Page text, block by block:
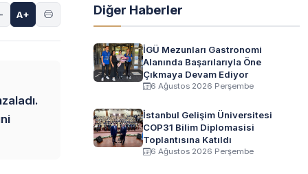
A+ Diğer Haberler
İGÜ Mezunları Gastronomi
Alanında Başarılarıyla Öne
Çıkmaya Devam Ediyor
6 Ağustos 2026 Perşembe
İstanbul Gelişim Üniversitesi
COP31 Bilim Diplomasisi
Toplantısına Katıldı
6 Ağustos 2026 Perşembe